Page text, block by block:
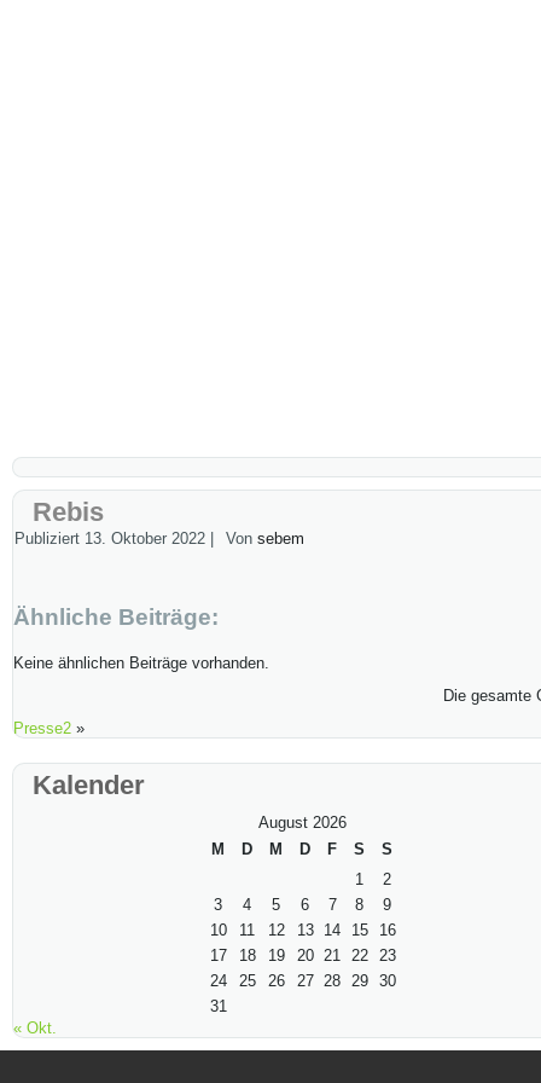
Rebis
Publiziert 13. Oktober 2022 Von sebem
Ähnliche Beiträge:
Keine ähnlichen Beiträge vorhanden.
Die gesamte
Presse2 »
Kalender
August 2026
M
D M D F S
S
1
2
3
4 5 6 7 8
9
10
11 12 13 14 15
16
17
18 19 20 21 22
23
24
25 26 27 28 29
30
31
« Okt.